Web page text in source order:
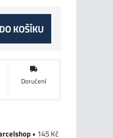
KOŠÍKU
Doručení
• 145 Kč